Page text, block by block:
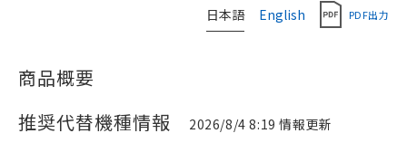
日本語 English PDF出力
商品概要
推奨代替機種情報
2026/8/4 8:19 情報更新